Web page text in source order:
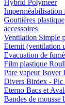
Hybrid Polymeer
Imperméabilisation
Gouttières
accessoires
Ventilation Simple
Eternit (ventilation
Evacuation de
Film plastique
Pare vapeurIsover
Divers Birdex - Pic
Eterno Bacs et
Bandes de mousse